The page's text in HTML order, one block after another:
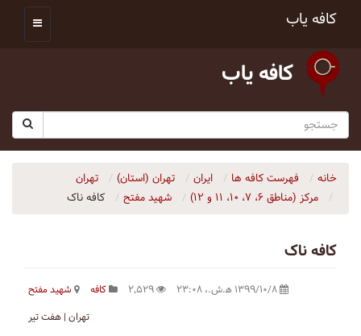
کافه یاب
کافه یاب
خانه فهرست کافه ها ایران تهران (استان)
تهران
مرکز (مناطق ۶، ۷، ۱۰، ۱۱ و ۱۲)
شهید مفتح کافه ناک
کافه ناک
کافه
شهید مفتح
تهران | هفت تیر